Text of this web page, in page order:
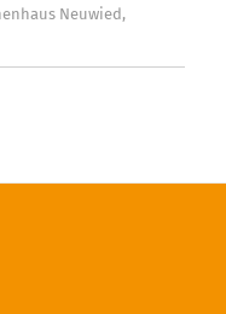
Neuwied,